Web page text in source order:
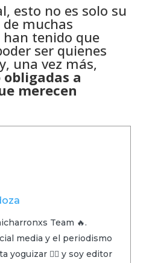
esto no es solo su
muchas
han tenido que
ser quienes
una vez más,
a
merecen
Team 🔥.
media y el periodismo
yoguizar 🧘‍♂️ y soy editor